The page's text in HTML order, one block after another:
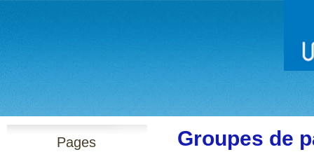
Pages Groupes de